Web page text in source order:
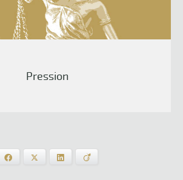
Pression
Facebook LinkedIn